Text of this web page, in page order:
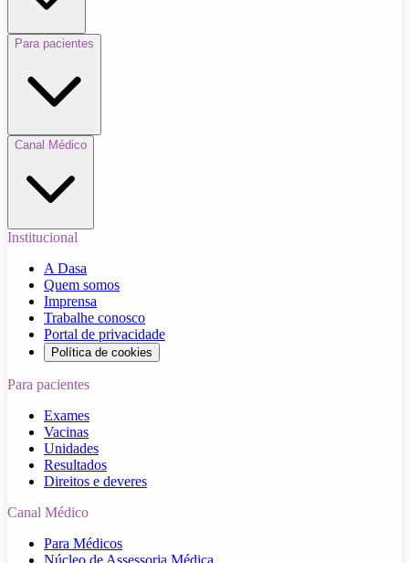
Para pacientes
Canal Médico
Institucional
A Dasa
Quem somos
Imprensa
Trabalhe conosco
Portal de privacidade
Política de cookies
Para pacientes
Exames
Vacinas
Unidades
Resultados
Direitos e deveres
Canal Médico
Para Médicos